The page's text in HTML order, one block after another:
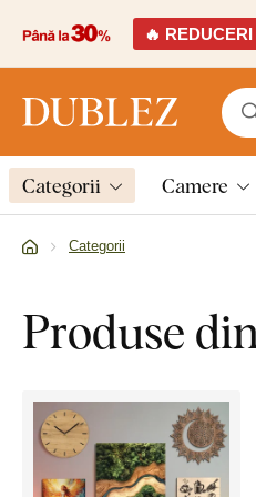
🔥
Categorii Camere
Categorii
Produse